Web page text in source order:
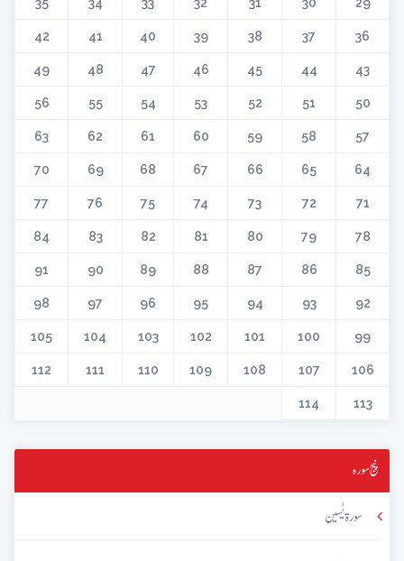
36
37
38
39
40
41
42
43
44
45
46
47
48
49
50
51
52
53
54
55
56
57
58
59
60
61
62
63
64
65
66
67
68
69
70
71
72
73
74
75
76
77
78
79
80
81
82
83
84
85
86
87
88
89
90
91
92
93
94
95
96
97
98
99
100
101
102
103
104
105
106
107
108
109
110
111
112
113
114
پنج سورہ
سورۃ یٰسین